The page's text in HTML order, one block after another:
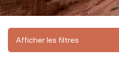
Afficher les filtres